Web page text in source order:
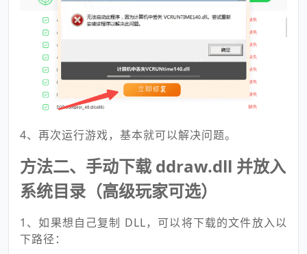
4、再次运行游戏，基本就可以解决问题。
方法二、手动下载 ddraw.dll 并放入
系统目录（高级玩家可选）
1、如果想自己复制 DLL，可以将下载的文件放入以
下路径：